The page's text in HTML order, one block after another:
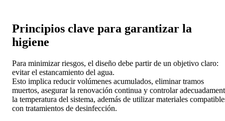
Principios clave para garantizar la
higiene
Para minimizar riesgos, el diseño debe partir de un objetivo claro:
evitar el estancamiento del agua.
Esto implica reducir volúmenes acumulados, eliminar tramos
muertos, asegurar la renovación continua y controlar
la temperatura del sistema, además de utilizar materiales
con tratamientos de desinfección.